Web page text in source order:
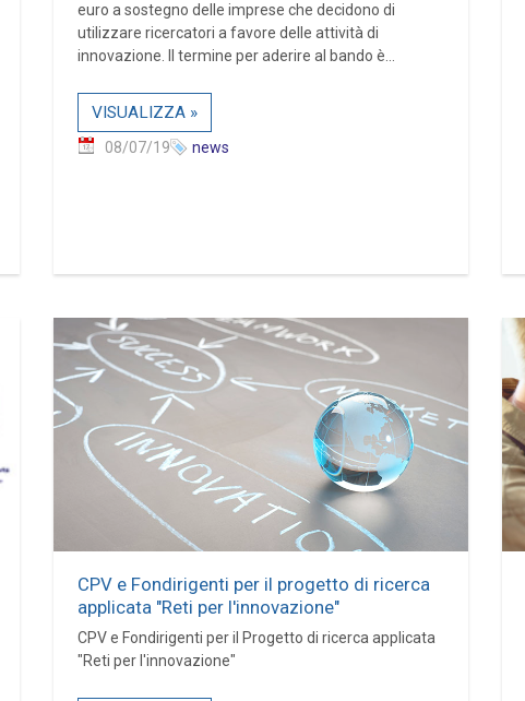
euro a sostegno delle imprese che decidono di
utilizzare ricercatori a favore delle attività di
innovazione. Il termine per aderire al bando è...
VISUALIZZA »
08/07/19 news
CPV e Fondirigenti per il progetto di ricerca
applicata "Reti per l'innovazione"
CPV e Fondirigenti per il Progetto di ricerca applicata
"Reti per l'innovazione"